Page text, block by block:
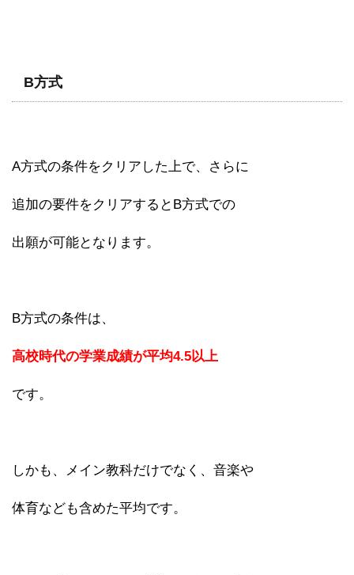
B方式
A方式の条件をクリアした上で、さらに
追加の要件をクリアするとB方式での
出願が可能となります。
B方式の条件は、
高校時代の学業成績が平均4.5以上
です。
しかも、メイン教科だけでなく、音楽や
体育なども含めた平均です。